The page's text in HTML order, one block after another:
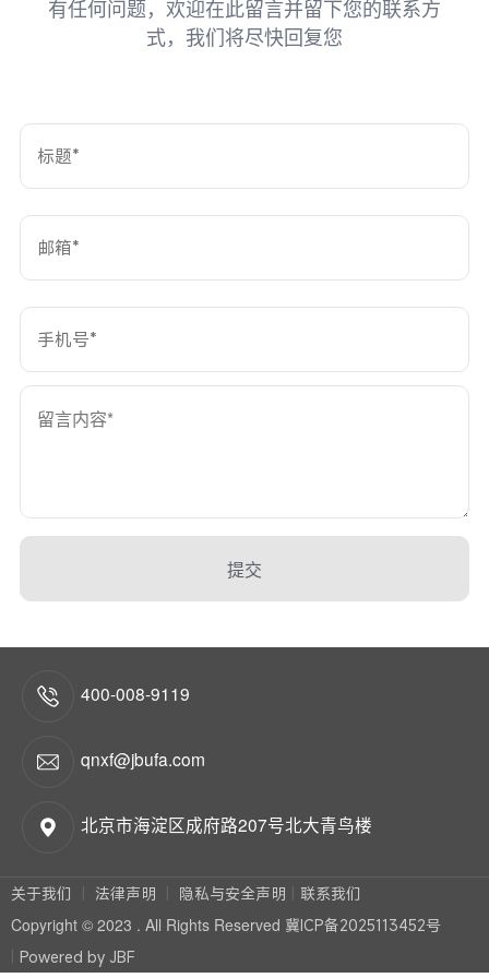
有任何问题，欢迎在此留言并留下您的联系方
式，我们将尽快回复您
提交
400-008-9119
qnxf@jbufa.com
北京市海淀区成府路207号北大青鸟楼
关于我们 法律声明 隐私与安全声明 联系我们
Copyright © 2023 . All Rights Reserved 冀ICP备2025113452号
Powered by JBF